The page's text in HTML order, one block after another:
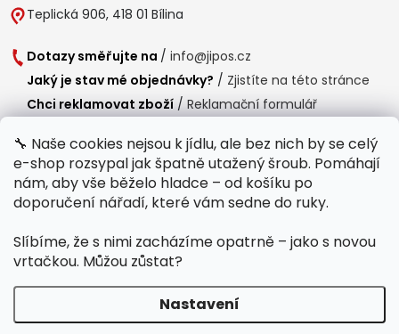
🔧 Naše cookies nejsou k jídlu, ale bez nich by se celý
e-shop rozsypal jak špatně utažený šroub. Pomáhají
nám, aby vše běželo hladce – od košíku po
doporučení nářadí, které vám sedne do ruky.
Slíbíme, že s nimi zacházíme opatrně – jako s novou
vrtačkou. Můžou zůstat?
Nastavení
Teplická 906, 418 01 Bílina
Dotazy směřujte na / info@jipos.cz
Jaký je stav mé objednávky? / Zjistíte na této stránce
Chci reklamovat zboží / Reklamační formulář
Provozní doba
Po-Čt / 8:00 - 15:00
Polední přestávka /11:00 - 11:30
Copyright 2026Jipos.cz. Všechna práva vyhrazena.Upravit nastavení